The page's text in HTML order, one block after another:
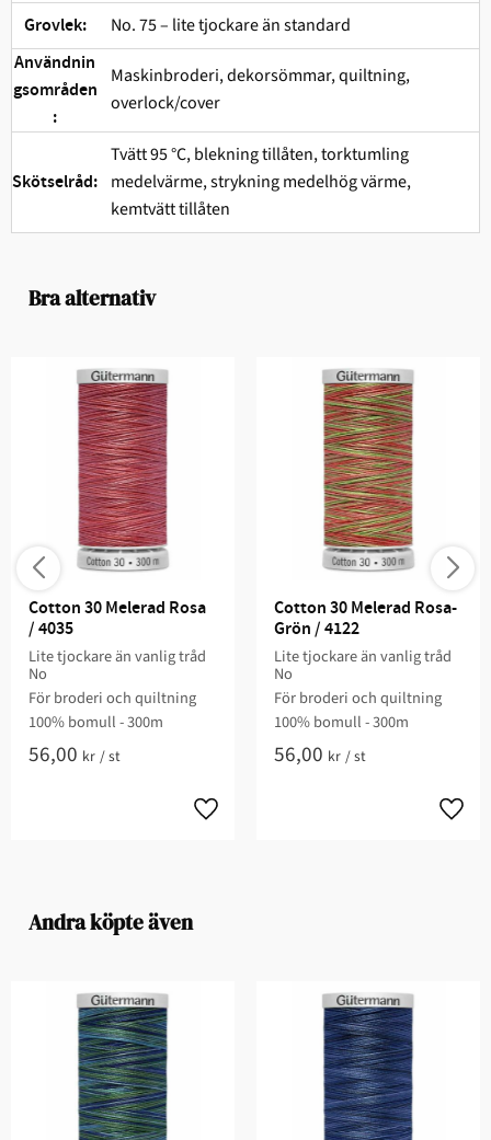
Grovlek: No. 75 – lite tjockare än standard
Användnin
gsområden
:
Maskinbroderi, dekorsömmar, quiltning,
overlock/cover
Skötselråd:
Tvätt 95 °C, blekning tillåten, torktumling
medelvärme, strykning medelhög värme,
kemtvätt tillåten
Bra alternativ
Cotton 30 Melerad Rosa
/ 4035
Lite tjockare än vanlig tråd
No
För broderi och quiltning​
100% bomull - 300m
56,00 kr /st
Cotton 30 Melerad Rosa-
Grön / 4122
Lite tjockare än vanlig tråd
No
För broderi och quiltning​
100% bomull - 300m
56,00 kr /st
Andra köpte även